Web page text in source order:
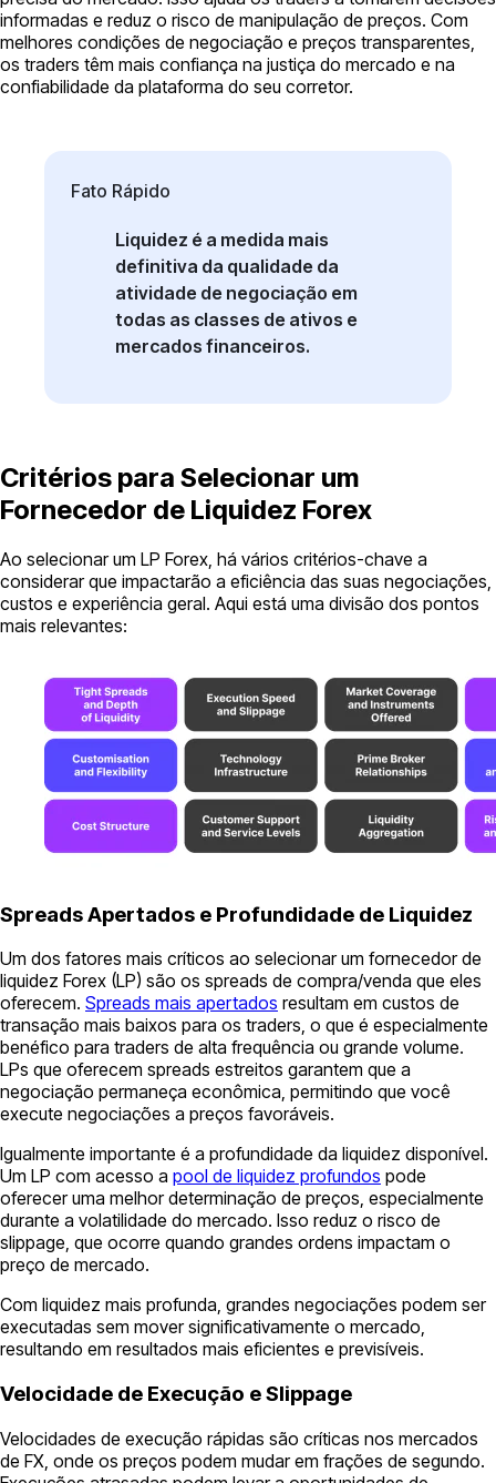
informadas e reduz o risco de manipulação de preços. Com
melhores condições de negociação e preços transparentes,
os traders têm mais confiança na justiça do mercado e na
confiabilidade da plataforma do seu corretor.
Liquidez é a medida mais
definitiva da qualidade da
atividade de negociação em
todas as classes de ativos e
mercados financeiros.
Fato Rápido
Critérios para Selecionar um
Fornecedor de Liquidez Forex
Ao selecionar um LP Forex, há vários critérios-chave a
considerar que impactarão a eficiência das suas negociações,
custos e experiência geral. Aqui está uma divisão dos pontos
mais relevantes:
Spreads Apertados e Profundidade de Liquidez
Um dos fatores mais críticos ao selecionar um fornecedor de
liquidez Forex (LP) são os spreads de compra/venda que eles
oferecem. Spreads mais apertados resultam em custos de
transação mais baixos para os traders, o que é especialmente
benéfico para traders de alta frequência ou grande volume.
LPs que oferecem spreads estreitos garantem que a
negociação permaneça econômica, permitindo que você
execute negociações a preços favoráveis.
Igualmente importante é a profundidade da liquidez disponível.
Um LP com acesso a pool de liquidez profundos pode
oferecer uma melhor determinação de preços, especialmente
durante a volatilidade do mercado. Isso reduz o risco de
slippage, que ocorre quando grandes ordens impactam o
preço de mercado.
Com liquidez mais profunda, grandes negociações podem ser
executadas sem mover significativamente o mercado,
resultando em resultados mais eficientes e previsíveis.
Velocidade de Execução e Slippage
Velocidades de execução rápidas são críticas nos mercados
de FX, onde os preços podem mudar em frações de segundo.